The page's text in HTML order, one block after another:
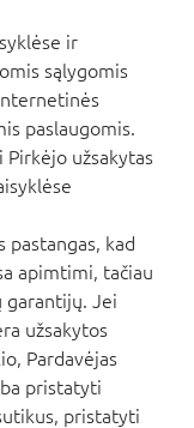
ir
sąlygomis
paslaugomis.
užsakytas
pastangas, kad
apimtimi, tačiau
Jei
užsakytos
Pardavėjas
pristatyti
pristatyti